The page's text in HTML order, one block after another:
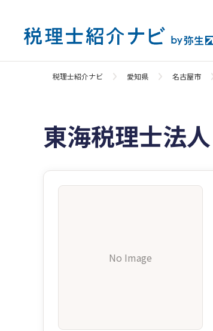
税理士紹介ナビ 愛知県 名古屋市
東海税理士法人
No Image